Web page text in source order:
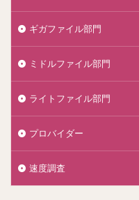
ギガファイル部門
ミドルファイル部門
ライトファイル部門
プロバイダー
速度調査